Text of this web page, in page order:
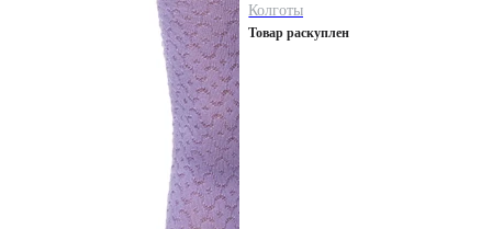
Колготы
Товар раскуплен